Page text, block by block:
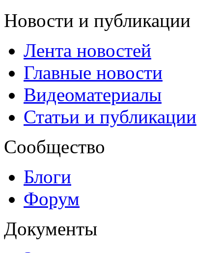
Новости и публикации
Лента новостей
Главные новости
Видеоматериалы
Статьи и публикации
Сообщество
Блоги
Форум
Документы